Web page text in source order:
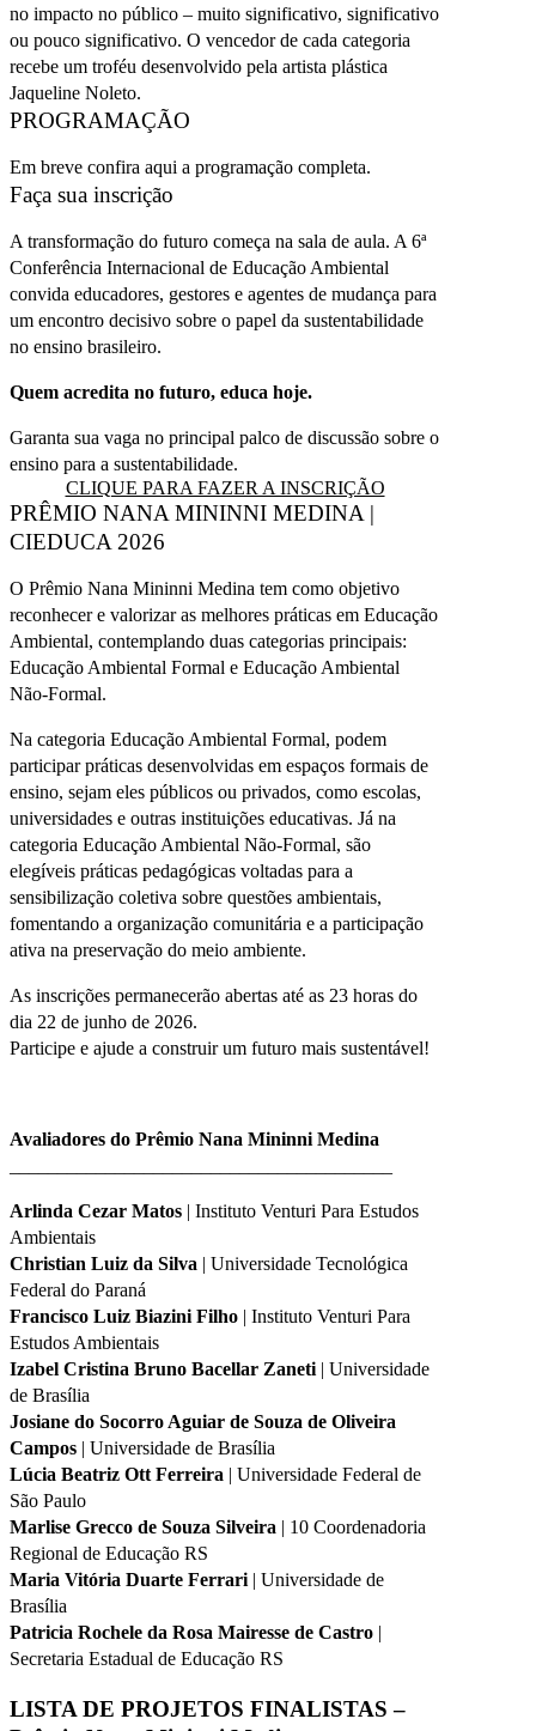
no impacto no público – muito significativo, significativo
ou pouco significativo. O vencedor de cada categoria
recebe um troféu desenvolvido pela artista plástica
Jaqueline Noleto.
PROGRAMAÇÃO
Em breve confira aqui a programação completa.
Faça sua inscrição
A transformação do futuro começa na sala de aula. A 6ª
Conferência Internacional de Educação Ambiental
convida educadores, gestores e agentes de mudança para
um encontro decisivo sobre o papel da sustentabilidade
no ensino brasileiro.
Quem acredita no futuro, educa hoje.
Garanta sua vaga no principal palco de discussão sobre o
ensino para a sustentabilidade.
CLIQUE PARA FAZER A INSCRIÇÃO
PRÊMIO NANA MININNI MEDINA |
CIEDUCA 2026
O Prêmio Nana Mininni Medina tem como objetivo
reconhecer e valorizar as melhores práticas em Educação
Ambiental, contemplando duas categorias principais:
Educação Ambiental Formal e Educação Ambiental
Não-Formal.
Na categoria Educação Ambiental Formal, podem
participar práticas desenvolvidas em espaços formais de
ensino, sejam eles públicos ou privados, como escolas,
universidades e outras instituições educativas. Já na
categoria Educação Ambiental Não-Formal, são
elegíveis práticas pedagógicas voltadas para a
sensibilização coletiva sobre questões ambientais,
fomentando a organização comunitária e a participação
ativa na preservação do meio ambiente.
As inscrições permanecerão abertas até as 23 horas do
dia 22 de junho de 2026.
Participe e ajude a construir um futuro mais sustentável!
Avaliadores do Prêmio Nana Mininni Medina
Arlinda Cezar Matos | Instituto Venturi Para Estudos
Ambientais
Christian Luiz da Silva | Universidade Tecnológica
Federal do Paraná
Francisco Luiz Biazini Filho | Instituto Venturi Para
Estudos Ambientais
Izabel Cristina Bruno Bacellar Zaneti | Universidade
de Brasília
Josiane do Socorro Aguiar de Souza de Oliveira
Campos | Universidade de Brasília
Lúcia Beatriz Ott Ferreira | Universidade Federal de
São Paulo
Marlise Grecco de Souza Silveira | 10 Coordenadoria
Regional de Educação RS
Maria Vitória Duarte Ferrari | Universidade de
Brasília
Patricia Rochele da Rosa Mairesse de Castro |
Secretaria Estadual de Educação RS
LISTA DE PROJETOS FINALISTAS –